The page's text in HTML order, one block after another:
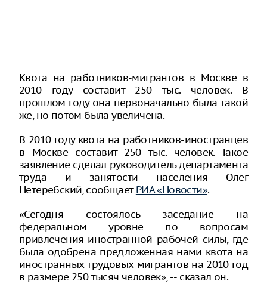
Квота на работников-мигрантов в Москве в
2010 году составит 250 тыс. человек. В
прошлом году она первоначально была такой
же, но потом была увеличена.
В 2010 году квота на работников-иностранцев
в Москве составит 250 тыс. человек. Такое
заявление сделал руководитель департамента
труда и занятости населения Олег
Нетеребский, сообщаетРИА «Новости».
«Сегодня состоялось заседание на
федеральном уровне по вопросам
привлечения иностранной рабочей силы, где
была одобрена предложенная нами квота на
иностранных трудовых мигрантов на 2010 год
в размере 250 тысяч человек», -- сказал он.